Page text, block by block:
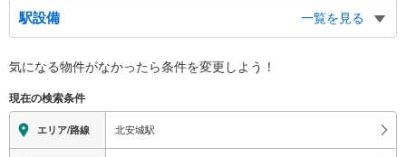
駅設備
一覧を見る
※段差なしでの移動経路
地上⇔改札⇔ホーム：○
スロープ
・有り
気になる物件がなかったら条件を変更しよう！
現在の検索条件
エリア/路線 北安城駅